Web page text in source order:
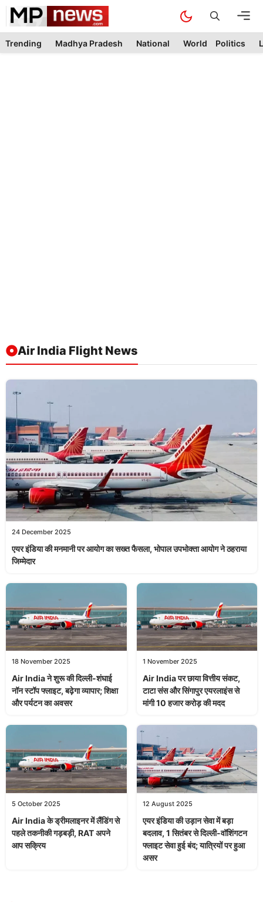
Skip
content
Trending Madhya Pradesh National World Politics
Air India Flight News
24 December 2025
एयर इंडिया की मनमानी पर आयोग का सख्त फैसला, भोपाल उपभोक्ता आयोग ने ठहराया
जिम्मेदार
18 November 2025
Air India ने शुरू की दिल्ली-शंघाई
नॉन स्टॉप फ्लाइट, बढ़ेगा व्यापार; शिक्षा
और पर्यटन का अवसर
1 November 2025
Air India पर छाया वित्तीय संकट,
टाटा संस और सिंगापुर एयरलाइंस से
मांगी 10 हजार करोड़ की मदद
5 October 2025
Air India के ड्रीमलाइनर में लैंडिंग से
पहले तकनीकी गड़बड़ी, RAT अपने
आप सक्रिय
12 August 2025
एयर इंडिया की उड़ान सेवा में बड़ा
बदलाव, 1 सितंबर से दिल्ली-वॉशिंगटन
फ्लाइट सेवा हुई बंद; यात्रियों पर हुआ
असर